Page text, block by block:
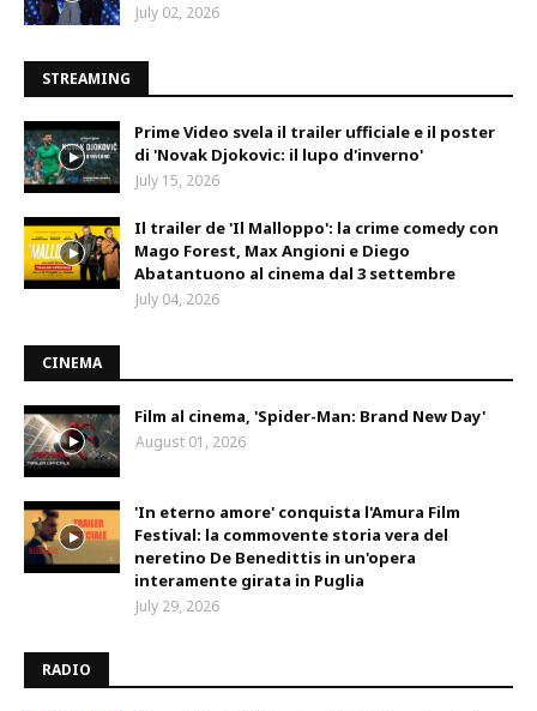
July 02, 2026
STREAMING
Prime Video svela il trailer ufficiale e il poster
di 'Novak Djokovic: il lupo d'inverno'
July 15, 2026
Il trailer de 'Il Malloppo': la crime comedy con
Mago Forest, Max Angioni e Diego
Abatantuono al cinema dal 3 settembre
July 04, 2026
CINEMA
Film al cinema, 'Spider-Man: Brand New Day'
August 01, 2026
'In eterno amore' conquista l'Amura Film
Festival: la commovente storia vera del
neretino De Benedittis in un'opera
interamente girata in Puglia
July 29, 2026
RADIO